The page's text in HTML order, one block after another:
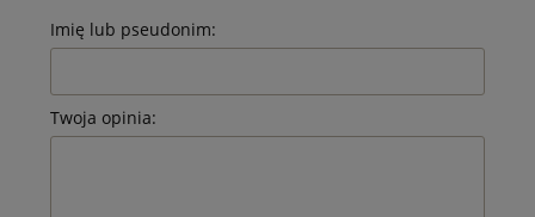
Imię lub pseudonim:
Twoja opinia: